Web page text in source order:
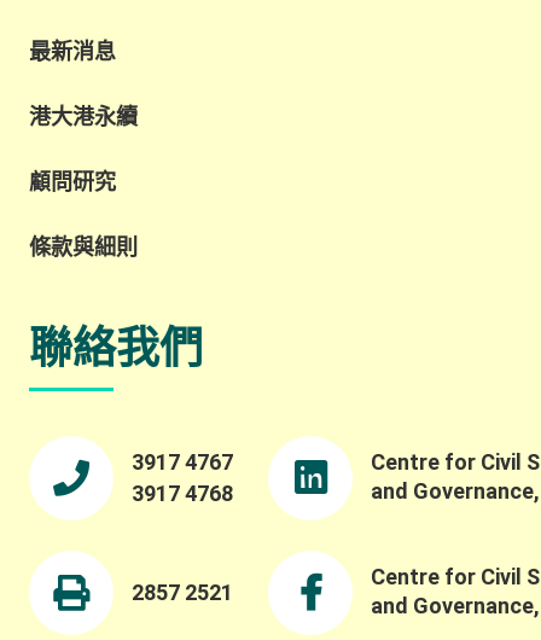
最新消息
港大港永續
顧問研究
條款與細則
聯絡我們
3917 4767
3917 4768
2857 2521
Centre for Civil
and
Centre for Civil
and